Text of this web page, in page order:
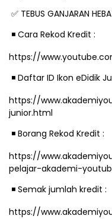
✅ TEBUS GANJARAN
◾ ️ Cara Rekod Kredit :
https://
◾ Daftar ID Ikon eDidik
https://
junior.html
◾ ️ Borang Rekod Kredit :
https://
pelajar-akademi-
◾ ️ Semak jumlah kredit :
https://